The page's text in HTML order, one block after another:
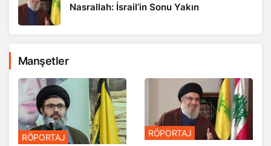
Nasrallah: İsrail’in Sonu Yakın
Manşetler
RÖPORTAJ RÖPORTAJ